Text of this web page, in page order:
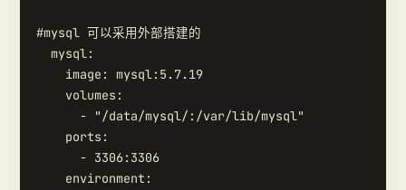
#mysql 可以采用外部搭建的
  mysql:
    image: mysql:5.7.19
    volumes:
      - "/data/mysql/:/var/lib/mysql"
    ports:
      - 3306:3306
    environment: